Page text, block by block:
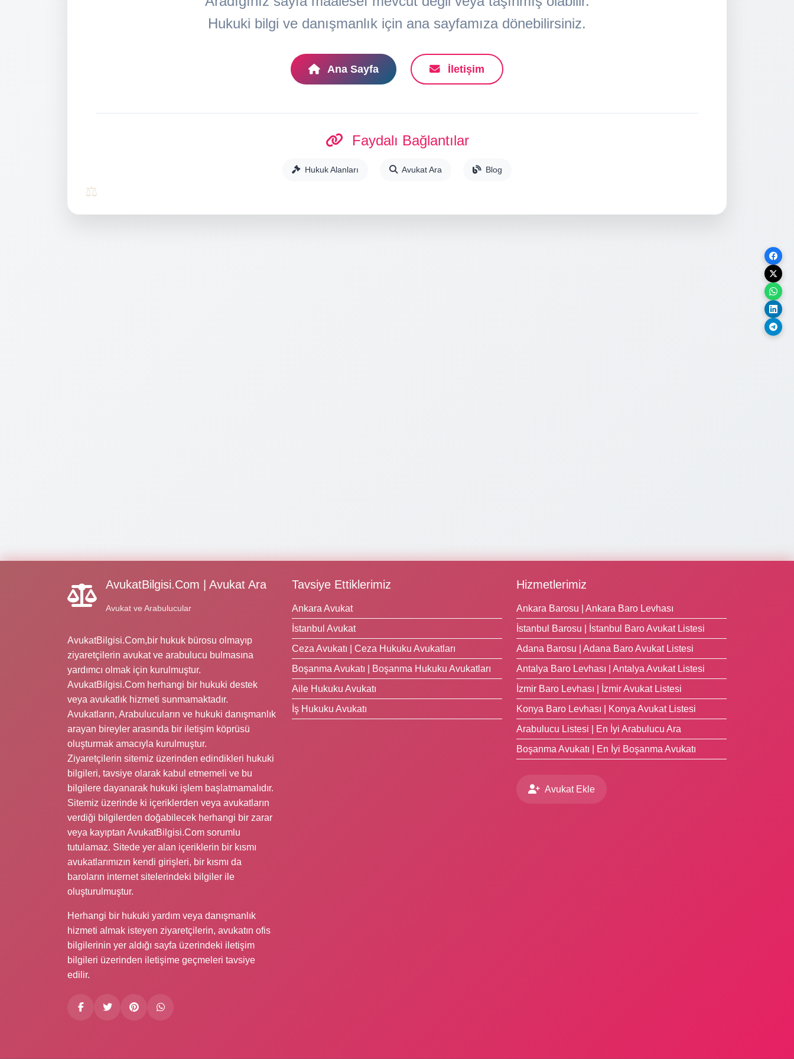
Hukuki bilgi ve danışmanlık için ana sayfamıza dönebilirsiniz.
Ana Sayfa İletişim
Faydalı Bağlantılar
Hukuk Alanları Avukat Ara Blog
AvukatBilgisi.Com | Avukat Ara
Avukat ve Arabulucular
AvukatBilgisi.Com,bir hukuk bürosu olmayıp
ziyaretçilerin avukat ve arabulucu bulmasına
yardımcı olmak için kurulmuştur.
AvukatBilgisi.Com herhangi bir hukuki destek
veya avukatlık hizmeti sunmamaktadır.
Avukatların, Arabulucuların ve hukuki danışmanlık
arayan bireyler arasında bir iletişim köprüsü
oluşturmak amacıyla kurulmuştur.
Ziyaretçilerin sitemiz üzerinden edindikleri hukuki
bilgileri, tavsiye olarak kabul etmemeli ve bu
bilgilere dayanarak hukuki işlem başlatmamalıdır.
Sitemiz üzerinde ki içeriklerden veya avukatların
verdiği bilgilerden doğabilecek herhangi bir zarar
veya kayıptan AvukatBilgisi.Com sorumlu
tutulamaz. Sitede yer alan içeriklerin bir kısmı
avukatlarımızın kendi girişleri, bir kısmı da
baroların internet sitelerindeki bilgiler ile
oluşturulmuştur.
Herhangi bir hukuki yardım veya danışmanlık
hizmeti almak isteyen ziyaretçilerin, avukatın ofis
bilgilerinin yer aldığı sayfa üzerindeki iletişim
bilgileri üzerinden iletişime geçmeleri tavsiye
edilir.
Tavsiye Ettiklerimiz
Ankara Avukat
İstanbul Avukat
Ceza Avukatı | Ceza Hukuku Avukatları
Boşanma Avukatı | Boşanma Hukuku Avukatları
Aile Hukuku Avukatı
İş Hukuku Avukatı
Hizmetlerimiz
Ankara Barosu | Ankara Baro Levhası
İstanbul Barosu | İstanbul Baro Avukat Listesi
Adana Barosu | Adana Baro Avukat Listesi
Antalya Baro Levhası | Antalya Avukat Listesi
İzmir Baro Levhası | İzmir Avukat Listesi
Konya Baro Levhası | Konya Avukat Listesi
Arabulucu Listesi | En İyi Arabulucu Ara
Boşanma Avukatı | En İyi Boşanma Avukatı
Avukat Ekle